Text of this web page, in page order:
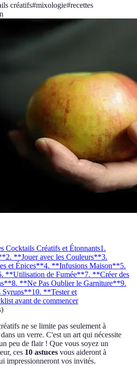
créatifs#mixologie#recettes
Cocktails Créatifs et Étonnants1.
2. **Jouer avec les Couleurs**3.
et Épices**4. **Infusions Maison**5.
**Utilisation de Fumée**7. **Créer des
8. **Ne Pas Oublier le Garniture**9.
Syrups**10. **Tester et
avant de commencer
)
ne se limite pas seulement à
un verre. C'est un art qui nécessite
peu de flair ! Que vous soyez un
ces 10 astuces vous aideront à
impressionneront vos invités.